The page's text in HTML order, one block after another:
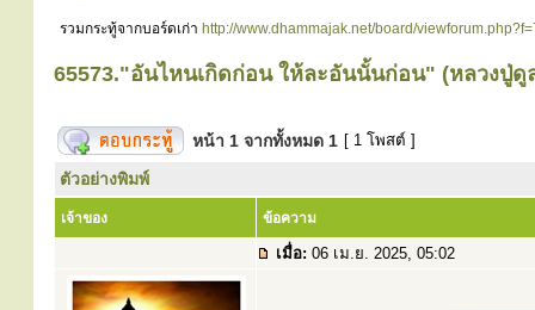
รวมกระทู้จากบอร์ดเก่า http://www.dhammajak.net/board/
65573."อันไหนเกิดก่อน ให้ละอันนั้นก่อน" (หลวงปู่ดู
หน้า 1 จากทั้งหมด 1 [ 1 โพสต์ ]
ตัวอย่างพิมพ์
เจ้าของ ข้อความ
เมื่อ: 06 เม.ย. 2025, 05:02